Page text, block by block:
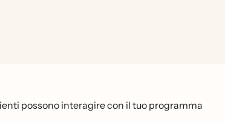
possono interagire con il tuo programma